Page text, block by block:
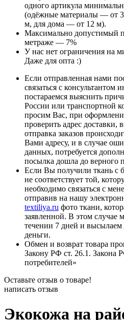
одного артикула
(одёжные материалы — от
м, для дома — от 12 м).
Максимально допустимый
метраже — 7%
У нас нет ограничения на
Даже для опта :)
Если отправленная нами
связаться с консультантом
постараемся выяснить
России или транспортной
просим Вас, при
проверить адрес
отправка заказов
Вами адресу, и в случае
данных, потребуется
посылка дошла до верного
Если Вы получили ткань с
не соответствует той,
необходимо связаться с
отправив на нашу
textiliya.ru фото ткани,
заявленной. В этом случае
течении 7 дней и
деньги.
Обмен и возврат товара
Закону РФ ст. 26.1. Закона
потребителей»
Оставьте отзыв о товаре!
написать отзыв
Экокожа на